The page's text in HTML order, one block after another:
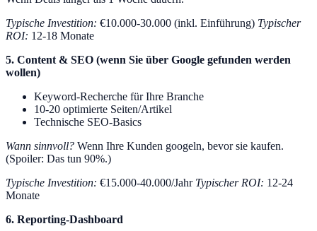
Typische Investition: €10.000-30.000 (inkl. Einführung) Typischer
ROI: 12-18 Monate
5. Content & SEO (wenn Sie über Google gefunden werden
wollen)
Keyword-Recherche für Ihre Branche
10-20 optimierte Seiten/Artikel
Technische SEO-Basics
Wann sinnvoll? Wenn Ihre Kunden googeln, bevor sie kaufen.
(Spoiler: Das tun 90%.)
Typische Investition: €15.000-40.000/Jahr Typischer ROI: 12-24
Monate
6. Reporting-Dashboard